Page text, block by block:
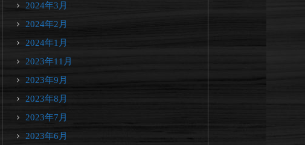
2024年3月
2024年2月
2024年1月
2023年11月
2023年9月
2023年8月
2023年7月
2023年6月